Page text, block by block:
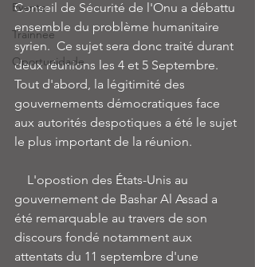
Evento
Trainnee
Oportunidade
Conseil de Sécurité de l'Onu a débattu
ensemble du problème humanitaire
syrien.  Ce sujet sera donc traité durant
deux réunions les 4 et 5 Septembre.
Tout d'abord, la légitimité des
gouvernements démocratiques face
aux autorités despotiques a été le sujet
le plus important de la réunion.
L'opostion des États-Unis au
gouvernement de Bashar Al Assad a
été remarquable au travers de son
discours fondé notamment aux
attentats du 11 septembre d'une